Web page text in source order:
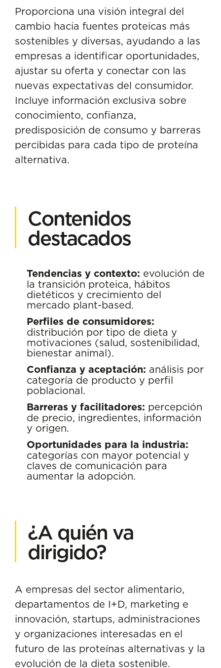
Proporciona una visión integral del
cambio hacia fuentes proteicas más
sostenibles y diversas, ayudando a las
empresas a identificar oportunidades,
ajustar su oferta y conectar con las
nuevas expectativas del consumidor.
Incluye información exclusiva sobre
conocimiento, confianza,
predisposición de consumo y barreras
percibidas para cada tipo de proteína
alternativa.
Contenidos
destacados
Tendencias y contexto: evolución de
la transición proteica, hábitos
dietéticos y crecimiento del
mercado plant-based.
Perfiles de consumidores:
distribución por tipo de dieta y
motivaciones (salud, sostenibilidad,
bienestar animal).
Confianza y aceptación: análisis por
categoría de producto y perfil
poblacional.
Barreras y facilitadores: percepción
de precio, ingredientes, información
y origen.
Oportunidades para la industria:
categorías con mayor potencial y
claves de comunicación para
aumentar la adopción.
¿A quién va
dirigido?
A empresas del sector alimentario,
departamentos de I+D, marketing e
innovación, startups, administraciones
y organizaciones interesadas en el
futuro de las proteínas alternativas y la
evolución de la dieta sostenible.